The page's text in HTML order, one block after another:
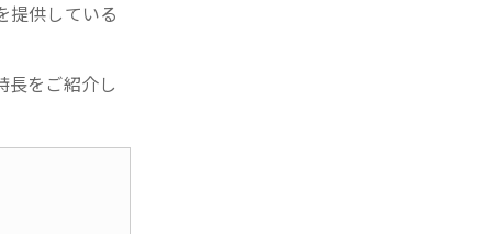
提供している
長をご紹介し